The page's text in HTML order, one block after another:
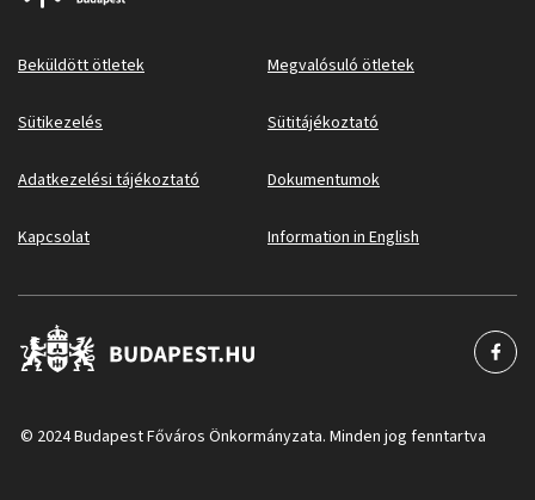
Beküldött ötletek Megvalósuló ötletek
Sütikezelés Sütitájékoztató
Adatkezelési tájékoztató Dokumentumok
Kapcsolat Information in English
© 2024 Budapest Főváros Önkormányzata. Minden jog fenntartva